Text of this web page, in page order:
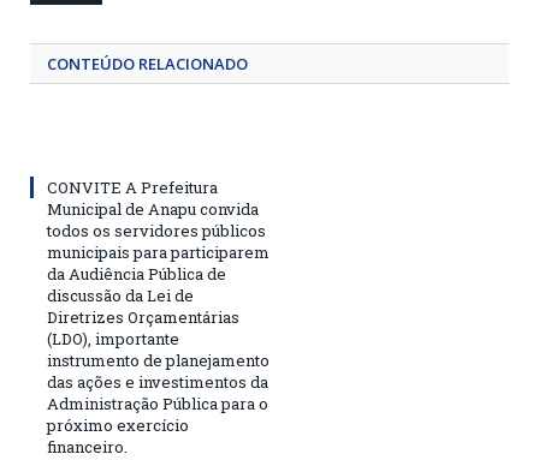
CONTEÚDO RELACIONADO
CONVITE A Prefeitura
Municipal de Anapu convida
todos os servidores públicos
municipais para participarem
da Audiência Pública de
discussão da Lei de
Diretrizes Orçamentárias
(LDO), importante
instrumento de planejamento
das ações e investimentos da
Administração Pública para o
próximo exercício
financeiro.